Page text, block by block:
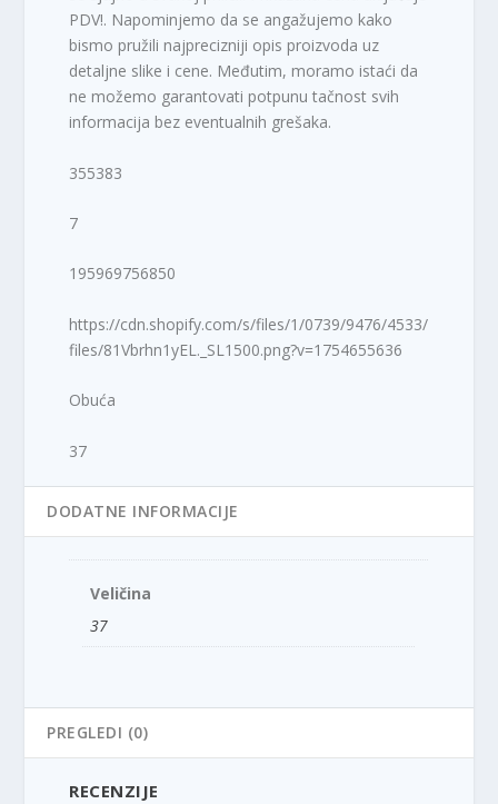
PDV!. Napominjemo da se angažujemo kako
bismo pružili najprecizniji opis proizvoda uz
detaljne slike i cene. Međutim, moramo istaći da
ne možemo garantovati potpunu tačnost svih
informacija bez eventualnih grešaka.
355383
7
195969756850
https://cdn.shopify.com/s/files/1/0739/9476/4533/
files/81Vbrhn1yEL._SL1500.png?v=1754655636
Obuća
37
DODATNE INFORMACIJE
Veličina
37
PREGLEDI (0)
RECENZIJE